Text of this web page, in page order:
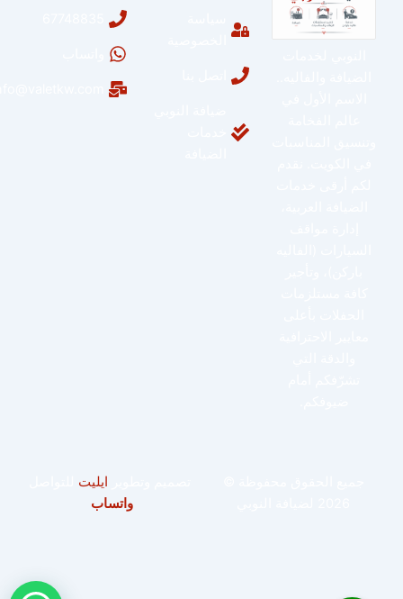
الخصوصية
اتصل بنا
خدمات
67748835
واتساب
info@valetkw.com
ايليتللتواصل
واتساب